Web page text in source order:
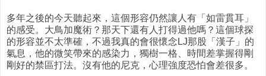
多年之後的今天聽起來，這個形容仍然讓人有「如雷貫耳」
的感受。大鳥加魔術？那天下還有人打得過他嗎？這個球探
的形容並不太準確，不過我真的會很懷念LJ那股「漢子」的
氣息，他的微笑帶來的感染力，獨樹一格、時間差掌握得剛
剛好的禁區打法。沒有他的尼克，心理強度恐怕會差很多。